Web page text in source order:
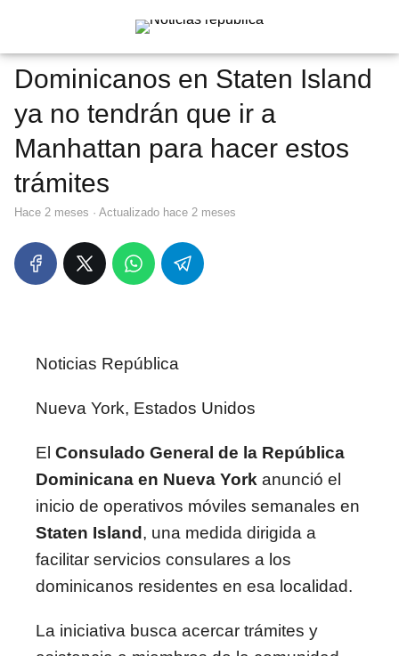
Dominicanos en Staten Island
ya no tendrán que ir a
Manhattan para hacer estos
trámites
hace 2 meses · Actualizado hace 2 meses
Noticias República
Nueva York, Estados Unidos
El Consulado General de la República
Dominicana en Nueva York anunció el
inicio de operativos móviles semanales en
Staten Island , una medida dirigida a
facilitar servicios consulares a los
dominicanos residentes en esa localidad.
La iniciativa busca acercar trámites y